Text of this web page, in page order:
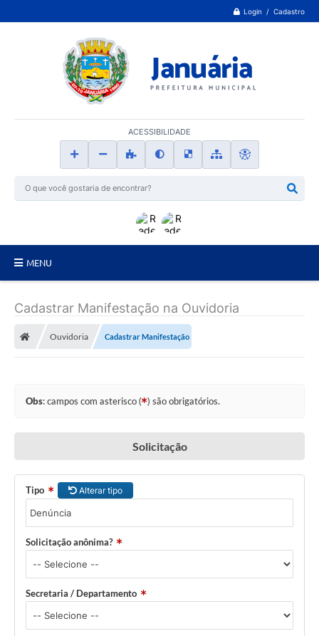
Login / Cadastro
ACESSIBILIDADE
MENU
Tributos
Transparência Pública
Contratos
Carta de Serviços
Turismo
Legislação
Telefones Úteis
Ouvidoria
Cadastrar Manifestação na Ouvidoria
Ouvidoria Cadastrar Manifestação
Obs: campos com asterisco ( ) são obrigatórios.
Solicitação
Tipo Alterar tipo
Solicitação anônima?
Secretaria / Departamento